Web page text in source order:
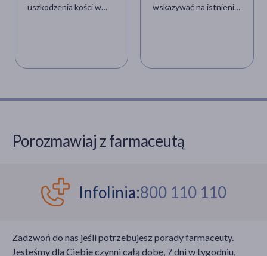
uszkodzenia kości w
pierwszej pomocy
żeber? Ile czasu trwa
wskazywać na istnienie
także czy istnieją
stawu skokowego.
Porozmawiaj z farmaceutą
Infolinia:800 110 110
Zadzwoń do nas jeśli potrzebujesz porady farmaceuty.
Jesteśmy dla Ciebie czynni całą dobę, 7 dni w tygodniu,